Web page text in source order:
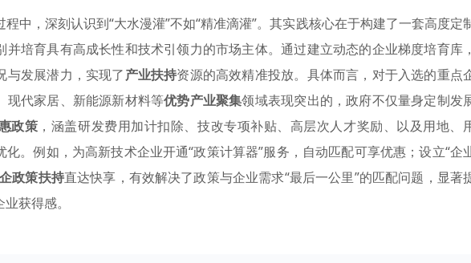
程中，深刻认识到“大水漫灌”不如“精准滴灌”。其实践核心在于构建了一套高度定
培育具有高成长性和技术引领力的市场主体。通过建立动态的企业梯度培育库，
与发展潜力，实现了产业扶持资源的高效精准投放。具体而言，对于入选的重点
现代家居、新能源新材料等优势产业聚集领域表现突出的，政府不仅量身定制发
政策 ，涵盖研发费用加计扣除、技改专项补贴、高层次人才奖励、以及用地、
。例如，为高新技术企业开通“政策计算器”服务，自动匹配可享优惠；设立“企
政策扶持直达快享，有效解决了政策与企业需求“最后一公里”的匹配问题，显著
获得感。